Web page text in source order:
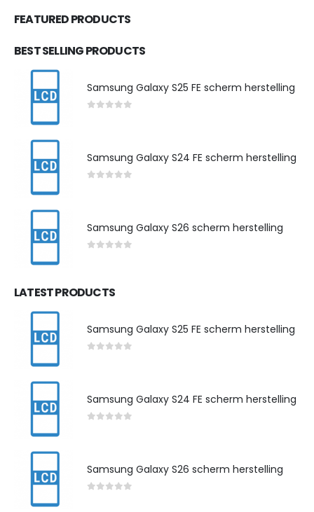
FEATURED PRODUCTS
BEST SELLING PRODUCTS
Samsung Galaxy S25 FE scherm herstelling
Samsung Galaxy S24 FE scherm herstelling
Samsung Galaxy S26 scherm herstelling
LATEST PRODUCTS
Samsung Galaxy S25 FE scherm herstelling
Samsung Galaxy S24 FE scherm herstelling
Samsung Galaxy S26 scherm herstelling